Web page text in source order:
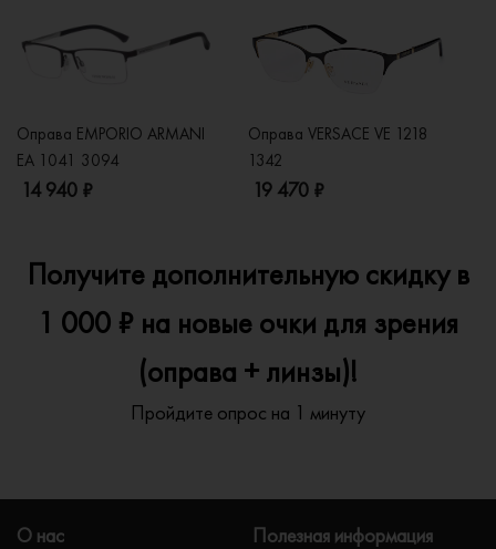
Оправа EMPORIO ARMANI
EA 1041 3094
14 940 ₽
Оправа VERSACE VE 1218
1342
19 470 ₽
Получите дополнительную скидку в
1 000 ₽ на новые очки для зрения
(оправа + линзы)!
Пройдите опрос на 1 минуту
О нас
Полезная информация